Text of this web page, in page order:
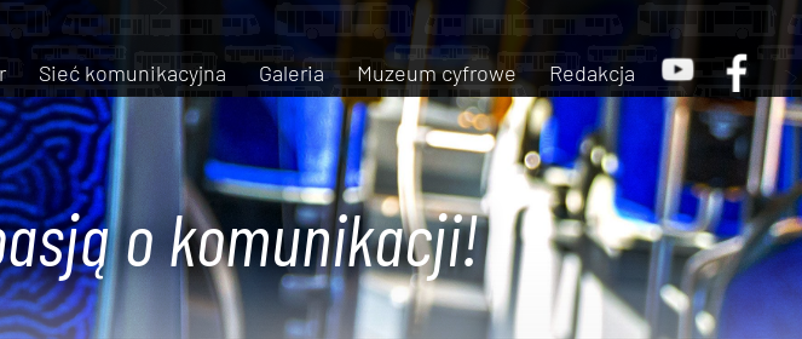
Sieć komunikacyjna Galeria Muzeum cyfrowe Redakcja
o komunikacji!